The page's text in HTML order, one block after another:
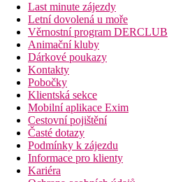
Last minute zájezdy
Letní dovolená u moře
Věrnostní program DERCLUB
Animační kluby
Dárkové poukazy
Kontakty
Pobočky
Klientská sekce
Mobilní aplikace Exim
Cestovní pojištění
Časté dotazy
Podmínky k zájezdu
Informace pro klienty
Kariéra